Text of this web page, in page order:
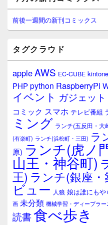
b
o
o
k
ン
サ
イ
ウ
ィ
ジ
ェ
ア
前後一週間の新刊コミックス
タグクラウド
appleAWS EC-CUBE
PHPpython RaspberryPi
イベント ガジェット
コミック スマホ テレビ番組
ミング ランチ(五反田・大
(有楽町) ランチ(浜松町・三田) ラ
原) ランチ(虎ノ
山王・神谷町)
王) ランチ(銀座・
ビュー 人狼 娘は誰にもや
画 未分類 機械学習・ディープラー
読書食べ歩き